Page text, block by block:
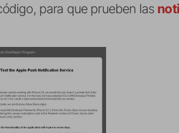
para que prueben las